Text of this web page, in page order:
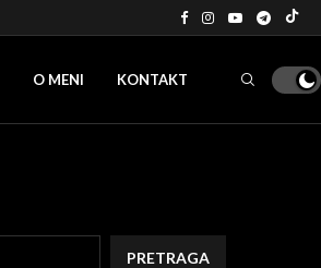
O MENI KONTAKT
PRETRAGA